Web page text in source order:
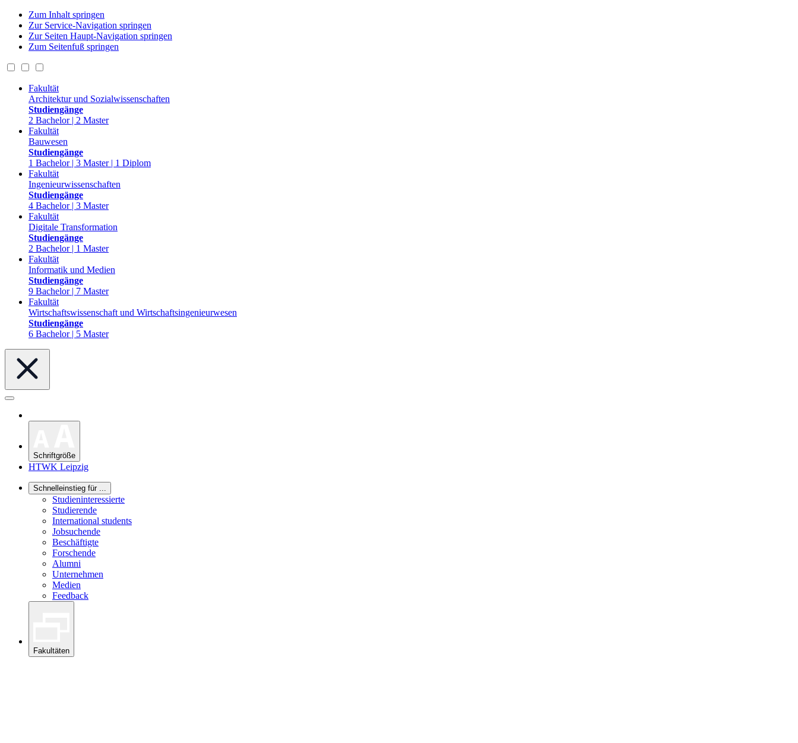
Zum Inhalt springen
Zur Service-Navigation springen
Zur Seiten Haupt-Navigation springen
Zum Seitenfuß springen
Fakultät
Architektur und Sozialwissenschaften
Studiengänge
2 Bachelor | 2 Master
Fakultät
Bauwesen
Studiengänge
1 Bachelor | 3 Master | 1 Diplom
Fakultät
Ingenieurwissenschaften
Studiengänge
4 Bachelor | 3 Master
Fakultät
Digitale Transformation
Studiengänge
2 Bachelor | 1 Master
Fakultät
Informatik und Medien
Studiengänge
9 Bachelor | 7 Master
Fakultät
Wirtschaftswissenschaft und Wirtschaftsingenieurwesen
Studiengänge
6 Bachelor | 5 Master
Schriftgröße
HTWK Leipzig
Schnelleinstieg für ...
Studieninteressierte
Studierende
International students
Jobsuchende
Beschäftigte
Forschende
Alumni
Unternehmen
Medien
Feedback
Fakultäten